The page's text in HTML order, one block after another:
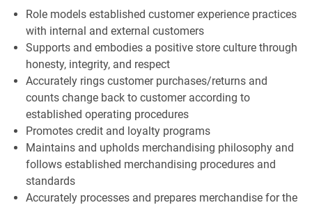
Role models established customer experience practices
with internal and external customers
Supports and embodies a positive store culture through
honesty, integrity, and respect
Accurately rings customer purchases/returns and
counts change back to customer according to
established operating procedures
Promotes credit and loyalty programs
Maintains and upholds merchandising philosophy and
follows established merchandising procedures and
standards
Accurately processes and prepares merchandise for the